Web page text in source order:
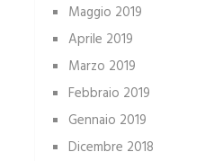
Maggio 2019
Aprile 2019
Marzo 2019
Febbraio 2019
Gennaio 2019
Dicembre 2018